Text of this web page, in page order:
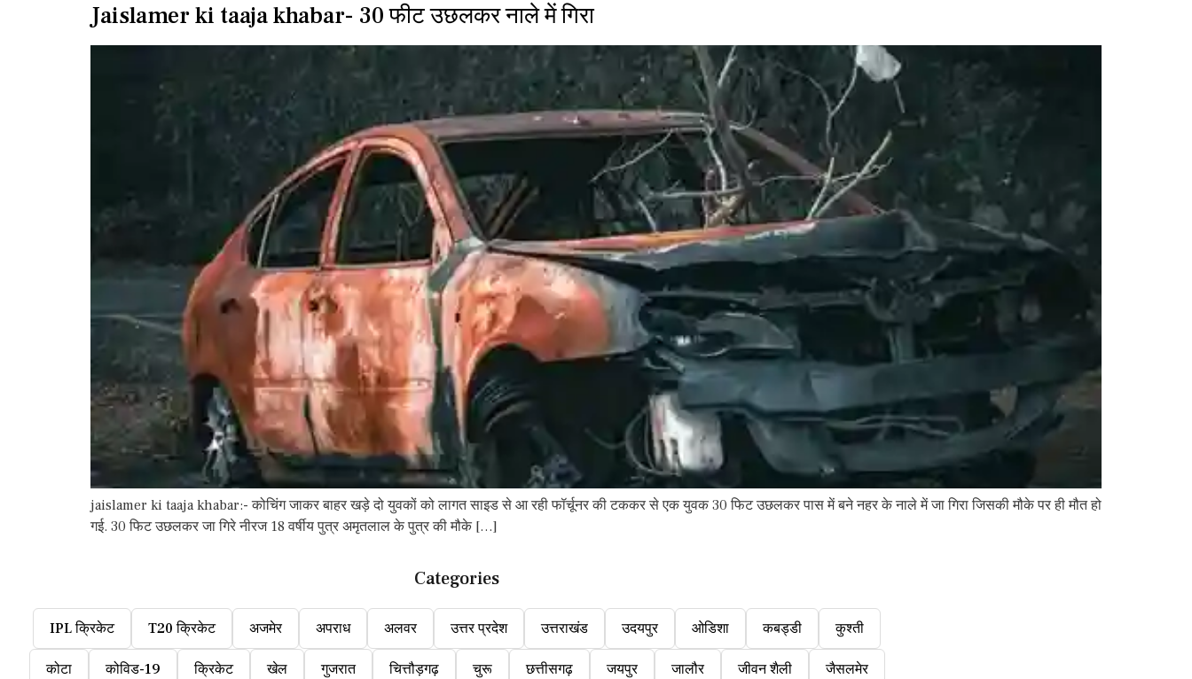
Jaislamer ki taaja khabar- 30 फीट उछलकर नाले में गिरा
jaislamer ki taaja khabar:- कोचिंग जाकर बाहर खड़े दो युवकों को लागत साइड से आ रही फॉर्चूनर की टककर से एक युवक 30 फिट उछलकर पास में बने नहर के नाले में जा गिरा जिसकी मौके पर ही मौत हो
गई. 30 फिट उछलकर जा गिरे नीरज 18 वर्षीय पुत्र अमृतलाल के पुत्र की मौके […]
Categories
IPL क्रिकेट T20 क्रिकेट अजमेर अपराध अलवर उत्तर प्रदेश उत्तराखंड उदयपुर ओडिशा कबड्डी कुश्ती
कोटा कोविड-19 क्रिकेट खेल गुजरात चित्तौड़गढ़ चुरू छत्तीसगढ़ जयपुर जालौर जीवन शैली जैसलमेर